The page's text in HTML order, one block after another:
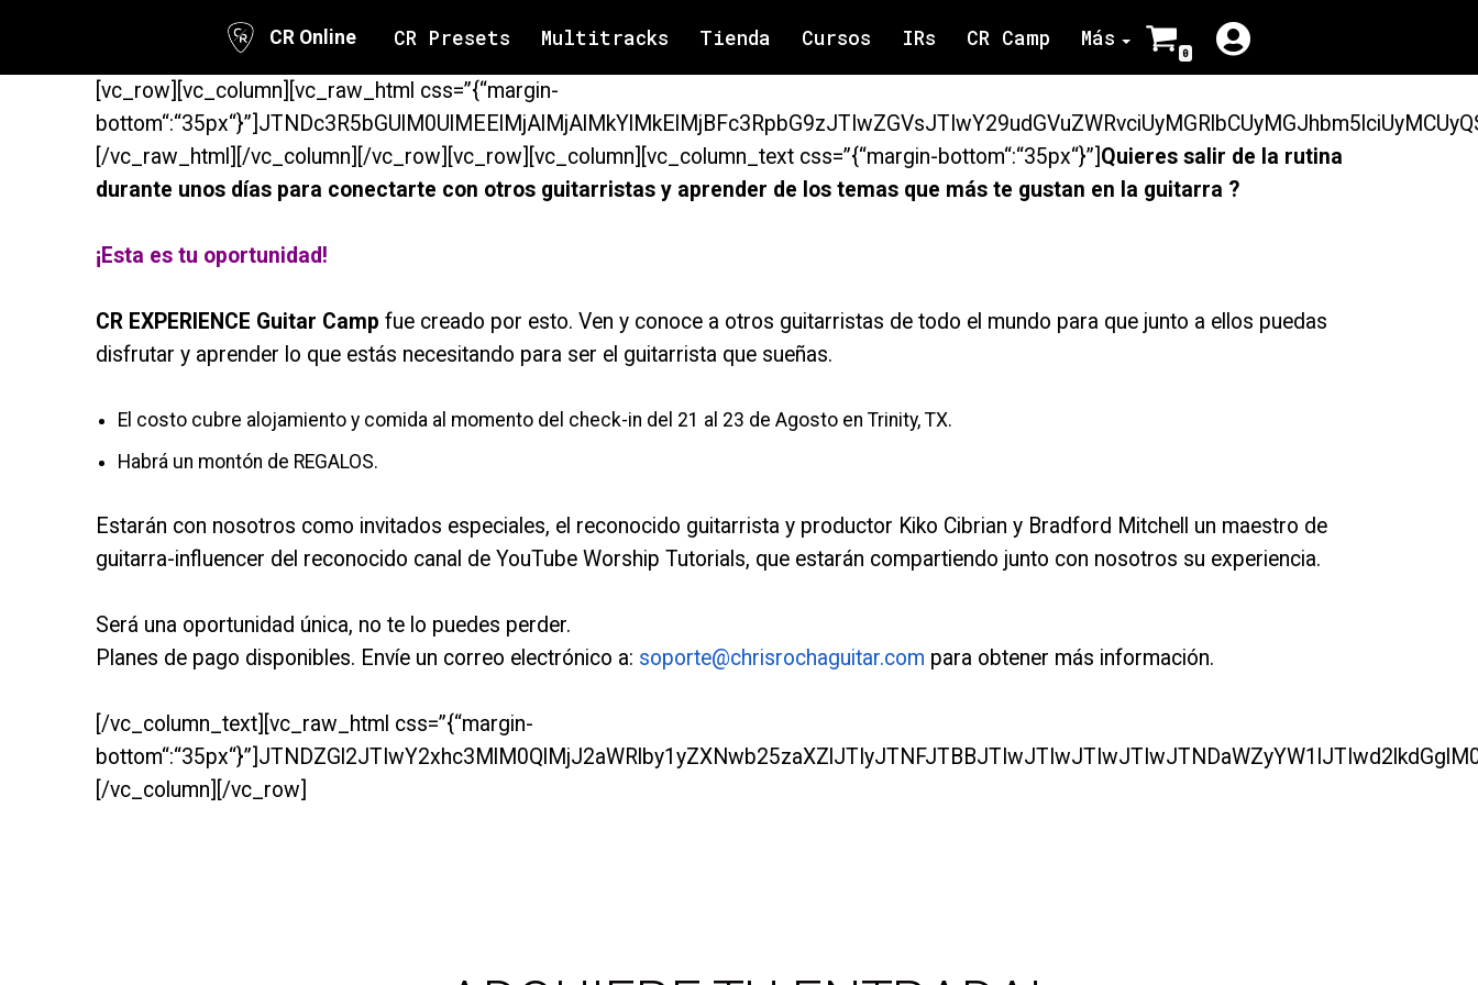
CR Online CR Presets Multitracks Tienda Cursos IRs CR Camp Más
0
[vc_row][vc_column][vc_raw_html css=”{“margin-
[/vc_raw_html][/vc_column][/vc_row][vc_row][vc_column][vc_column_text css=”{“margin-bottom“:“35px“}”] Quieres salir de la rutina
durante unos días para conectarte con otros guitarristas y aprender de los temas que más te gustan en la guitarra ?
¡Esta es tu oportunidad!
CR EXPERIENCE Guitar Camp fue creado por esto. Ven y conoce a otros guitarristas de todo el mundo para que junto a ellos puedas
disfrutar y aprender lo que estás necesitando para ser el guitarrista que sueñas.
El costo cubre alojamiento y comida al momento del check-in del 21 al 23 de Agosto en Trinity, TX.
Habrá un montón de REGALOS.
Estarán con nosotros como invitados especiales, el reconocido guitarrista y productor Kiko Cibrian y Bradford Mitchell un maestro de
guitarra-influencer del reconocido canal de YouTube Worship Tutorials, que estarán compartiendo junto con nosotros su experiencia.
Será una oportunidad única, no te lo puedes perder.
Planes de pago disponibles. Envíe un correo electrónico a: soporte@chrisrochaguitar.com para obtener más información.
[/vc_column_text][vc_raw_html css=”{“margin-
[/vc_column][/vc_row]